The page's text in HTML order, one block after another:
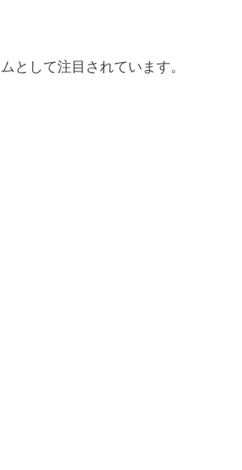
として注目されています。